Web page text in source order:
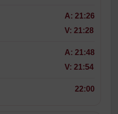
A: 21:26
V: 21:28
A: 21:48
V: 21:54
22:00